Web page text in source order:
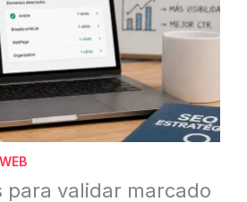
para validar marcado